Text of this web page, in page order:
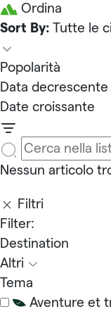
Ordina
Sort By: Tutte le
Popolarità
Data decrescente
Date croissante
Nessun articolo
Filtri
Filter:
Destination
Altri
Tema
Aventure et